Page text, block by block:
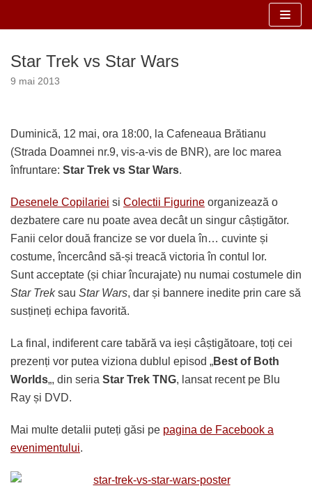
la
Star Trek vs Star Wars
9 mai 2013
Duminică, 12 mai, ora 18:00, la Cafeneaua Brătianu
(Strada Doamnei nr.9, vis-a-vis de BNR), are loc marea
înfruntare: Star Trek vs Star Wars.
Desenele Copilariei si Colectii Figurine organizează o
dezbatere care nu poate avea decât un singur câștigător.
Fanii celor două francize se vor duela în… cuvinte și
costume, încercând să-și treacă victoria în contul lor.
Sunt acceptate (și chiar încurajate) nu numai costumele din
Star Treksau Star Wars, dar și bannere inedite prin care să
susțineți echipa favorită.
La final, indiferent care tabără va ieși câștigătoare, toți cei
prezenți vor putea viziona dublul episod „Best of Both
Worlds„, din seria Star Trek TNG, lansat recent pe Blu
Ray și DVD.
Mai multe detalii puteți găsi pe pagina de Facebook a
evenimentului.